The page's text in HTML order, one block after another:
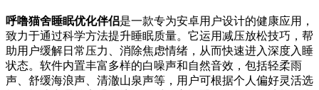
呼噜猫舍睡眠优化伴侣是一款专为安卓用户设计的健康应用，
致力于通过科学方法提升睡眠质量。它运用减压放松技巧，帮
助用户缓解日常压力、消除焦虑情绪，从而快速进入深度入睡
状态。软件内置丰富多样的白噪声和自然音效，包括轻柔雨
声、舒缓海浪声、清澈山泉声等，用户可根据个人偏好灵活选